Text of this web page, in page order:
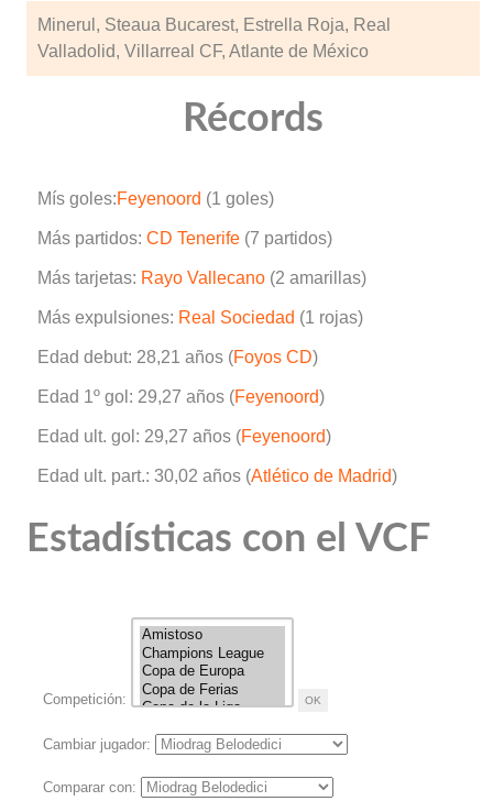
Minerul, Steaua Bucarest, Estrella Roja, Real
Valladolid, Villarreal CF, Atlante de México
Récords
Mís goles:Feyenoord (1 goles)
Más partidos: CD Tenerife (7 partidos)
Más tarjetas: Rayo Vallecano (2 amarillas)
Más expulsiones: Real Sociedad (1 rojas)
Edad debut: 28,21 años (Foyos CD)
Edad 1º gol: 29,27 años (Feyenoord)
Edad ult. gol: 29,27 años (Feyenoord)
Edad ult. part.: 30,02 años (Atlético de Madrid)
Estadísticas con el VCF
Competición:
Cambiar jugador:
Comparar con: